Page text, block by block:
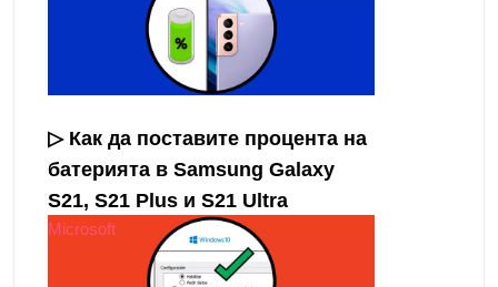
▷ Как да поставите процента на
батерията в Samsung Galaxy
S21, S21 Plus и S21 Ultra
Microsoft